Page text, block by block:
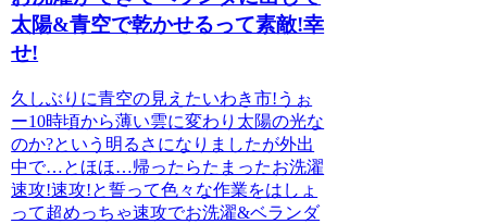
太陽&青空で乾かせるって素敵!幸
せ!
久しぶりに青空の見えたいわき市!うぉ
ー10時頃から薄い雲に変わり太陽の光な
のか?という明るさになりましたが外出
中で…とほほ…帰ったらたまったお洗濯
速攻!速攻!と誓って色々な作業をはしょ
って超めっちゃ速攻でお洗濯&ベランダ